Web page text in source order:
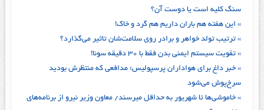
سنگ کلیه است یا دوست آن؟
» این هفته هم باران داریم هم گرد و خاک!
» ترتیب تولد خواهر و برادر روی سلامت‌شان تاثیر می‌گذارد؟
» تقویت سیستم ایمنی بدن فقط با ۳۰ دقیقه سونا!
» خبر داغ برای هواداران پرسپولیس؛ مدافعی که منتظرش بودید
سرخ‌پوش می‌شود
» خاموشی‌ها تا شهریور به حداقل میرسند/ معاون وزیر نیرو از برنامه‌های